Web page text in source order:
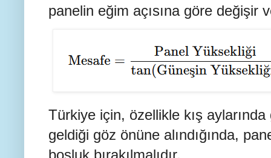
panelin eğim açısına göre değişir
Türkiye için, özellikle kış
geldiği göz önüne alındığında,
boşluk bırakılmalıdır.